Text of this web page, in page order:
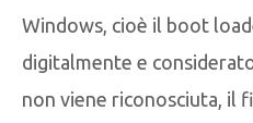
Windows, cioè il boot
digitalmente e
non viene riconosciuta, il